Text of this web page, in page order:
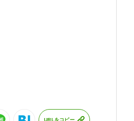
URLをコピー